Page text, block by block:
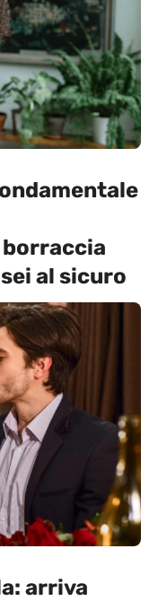
al sicuro
arriva